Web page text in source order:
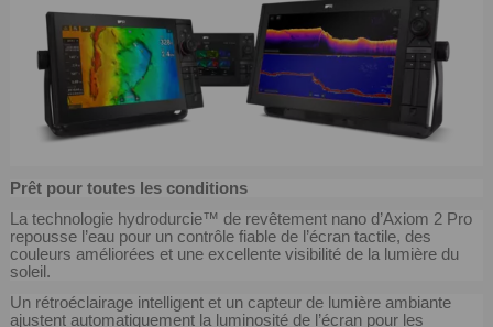
Prêt pour toutes les conditions
La technologie hydrodurcie™ de revêtement nano d’Axiom 2 Pro
repousse l’eau pour un contrôle fiable de l’écran tactile, des
couleurs améliorées et une excellente visibilité de la lumière du
soleil.
Un rétroéclairage intelligent et un capteur de lumière ambiante
ajustent automatiquement la luminosité de l’écran pour les